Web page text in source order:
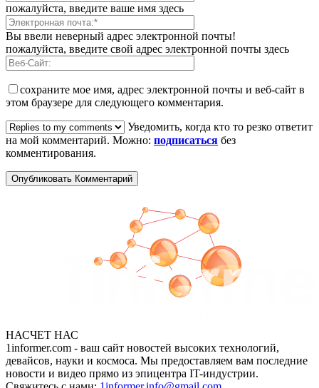
пожалуйста, введите ваше имя здесь
Вы ввели неверный адрес электронной почты!
пожалуйста, введите свой адрес электронной почты здесь
сохраните мое имя, адрес электронной почты и веб-сайт в
этом браузере для следующего комментария.
Уведомить, когда кто то резко ответит
на мой комментарий. Можно: подписаться без
комментирования.
НАСЧЕТ НАС
1informer.com - ваш сайт новостей высоких технологий,
девайсов, науки и космоса. Мы предоставляем вам последние
новости и видео прямо из эпицентра IT-индустрии.